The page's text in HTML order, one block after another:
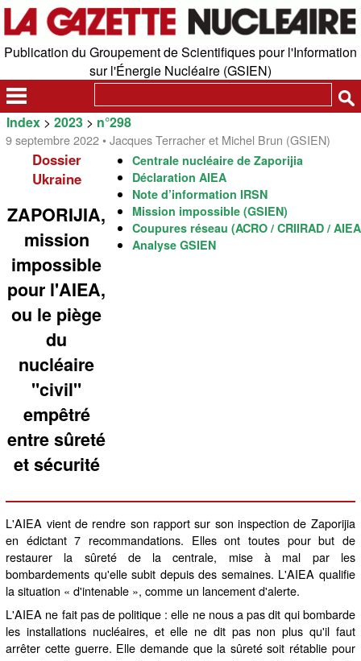
Publication du Groupement de Scientifiques pour l'Information
sur l'Énergie Nucléaire (GSIEN)
Index > 2023 > n°298
9 septembre 2022 • Jacques Terracher et Michel Brun (GSIEN)
Dossier
Ukraine
ZAPORIJIA,
mission
impossible
pour l'AIEA,
ou le piège
du
nucléaire
"civil"
empêtré
entre sûreté
et sécurité
Centrale nucléaire de Zaporijia
Déclaration AIEA
Note d’information IRSN
Mission impossible (GSIEN)
Coupures réseau (ACRO / CRIIRAD /
Analyse GSIEN
L'AIEA vient de rendre son rapport sur son inspection de Zaporijia
en édictant 7 recommandations. Elles ont toutes pour but de
restaurer la sûreté de la centrale, mise à mal par les
bombardements qu'elle subit depuis des semaines. L'AIEA qualifie
la situation « d'intenable », comme un lancement d'alerte.
L'AIEA ne fait pas de politique : elle ne nous a pas dit qui bombarde
les installations nucléaires, et elle ne dit pas non plus qu'il faut
arrêter cette guerre. Elle demande que la sûreté soit rétablie pour